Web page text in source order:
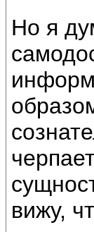
Но я
вижу,